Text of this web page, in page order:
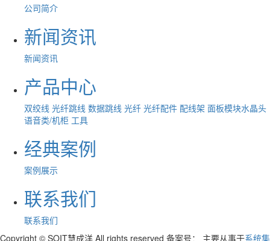
公司简介
新闻资讯
新闻资讯
产品中心
双绞线 光纤跳线 数据跳线 光纤 光纤配件 配线架 面板模块水晶头
语音类/机柜 工具
经典案例
案例展示
联系我们
联系我们
Copyright © SOIT慧成洋 All rights reserved 备案号：
主要从事于系统集